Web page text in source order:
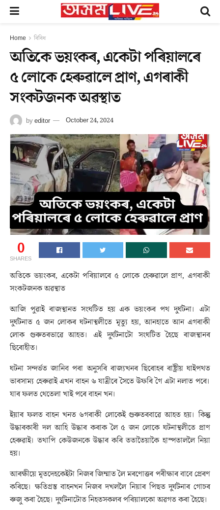
Home বিবিধ
অতিকে ভয়ংকৰ, একেটা পৰিয়ালৰে
৫ লোকে হেৰুৱালে প্ৰাণ, এগৰাকী
সংকটজনক অৱস্থাত
byeditor October 24, 2024
0
SHARES
অতিকে ভয়ংকৰ, একেটা পৰিয়ালৰে ৫ লোকে হেৰুৱালে প্ৰাণ, এগৰাকী
সংকটজনক অৱস্থাত
আজি পুৱাই ৰাজস্থানত সংঘটিত হয় এক ভয়ংকৰ পথ দুৰ্ঘটনা। এটা
দুৰ্ঘটনাত ৫ জন লোকৰ ঘটনাস্থলীতে মৃত্যু হয়, আনহাতে আন এগৰাকী
লোক গুৰুতৰভাৱে আহত। এই দুৰ্ঘটনাটো সংঘটিত হৈছে ৰাজস্থানৰ
ছিৰোহীত।
ঘটনা সন্দৰ্ভত জানিব পৰা অনুসৰি ৰাজ্যখনৰ ছিৰোহৰ ৰাষ্ট্ৰীয় ঘাইপথত
ভাৰসাম্য হেৰুৱাই এখন বাহন ৬ যাত্ৰীৰে সৈতে উফৰি গৈ এটা নলাত পৰে।
যাৰ ফলত থেতেলা খাই পৰে বাহন খন।
ইয়াৰ ফলত বাহন খনত ৬গৰাকী লোকেই গুৰুতৰবাৱে আহত হয়। কিন্তু
উদ্ধাৰকাৰী দল আহি উদ্ধাৰ কৰাক লৈ ৫ জন লোকে ঘটনাস্থলীতে প্ৰাণ
হেৰুৱাই। তথাপি কেউজনকে উদ্ধাৰ কৰি ততাতৈয়াকৈ হাস্পতাললৈ নিয়া
হয়।
আৰক্ষীয়ে মৃতদেহকেইটা নিজৰ জিম্মাত লৈ মৰণোত্তৰ পৰীক্ষাৰ বাবে প্ৰেৰণ
কৰিছে। ক্ষতিগ্ৰস্ত বাহনখন নিজৰ দখললৈ নিয়াৰ পিছত দুৰ্ঘটনাৰ গোচৰ
ৰুজু কৰা হৈছে। দুৰ্ঘটনাটোত নিহতসকলৰ পৰিয়ালকো অৱগত কৰা হৈছে।